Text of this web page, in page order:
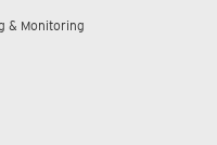
& Monitoring